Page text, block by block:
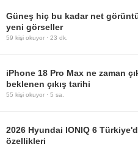
Güneş hiç bu kadar net
yeni görseller
59 kişi okuyor · 23 dk.
iPhone 18 Pro Max ne zaman
beklenen çıkış tarihi
55 kişi okuyor · 5 sa.
2026 Hyundai IONIQ 6
özellikleri